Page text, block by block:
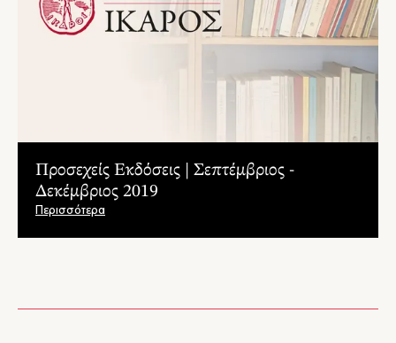
Προσεχείς Εκδόσεις | Σεπτέμβριος -
Δεκέμβριος 2019
Περισσότερα